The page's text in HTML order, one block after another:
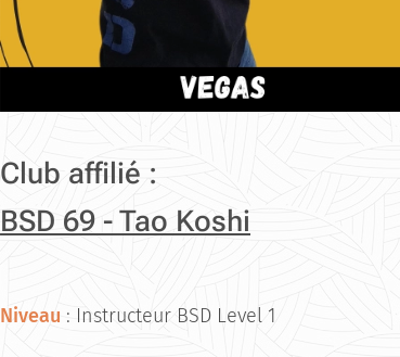
Club affilié :
BSD 69 - Tao Koshi
Niveau : Instructeur BSD Level 1